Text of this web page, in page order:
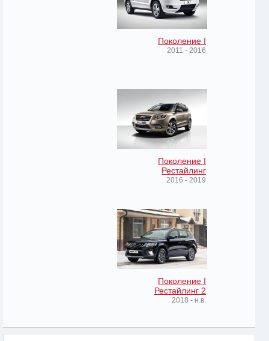
Поколение I
2011 - 2016
Поколение I
Рестайлинг
2016 - 2019
Поколение I
Рестайлинг 2
2018 - н.в.